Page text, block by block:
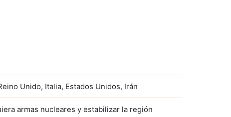
Unido, Italia, Estados Unidos, Irán
armas nucleares y estabilizar la región